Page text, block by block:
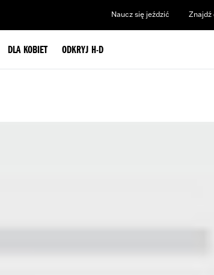
Naucz się jeździć Znajdź
DLA KOBIET ODKRYJ H-D